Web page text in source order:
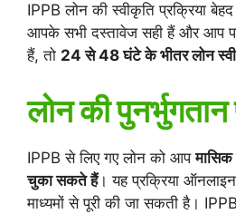
IPPB लोन की स्वीकृति प्रक्रिया
आपके सभी दस्तावेज सही हैं और आप
हैं, तो 24 से 48 घंटे के भीतर लोन
लोन की पुनर्भुगतान
IPPB से लिए गए लोन को आप
चुका सकते हैं। यह प्रक्रिया
माध्यमों से पूरी की जा सकती है।